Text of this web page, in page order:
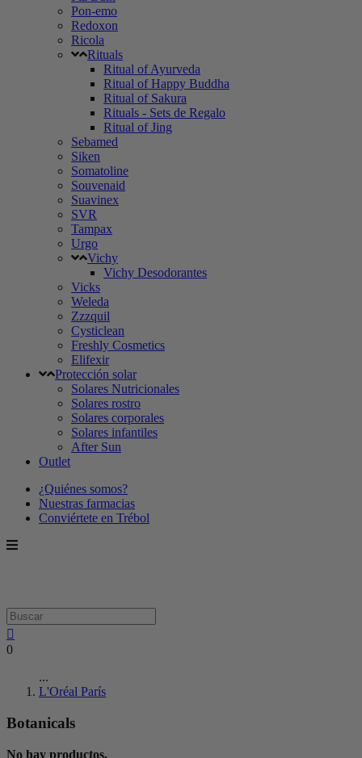
Pon-emo
Redoxon
Ricola
Rituals
Ritual of Ayurveda
Ritual of Happy Buddha
Ritual of Sakura
Rituals - Sets de Regalo
Ritual of Jing
Sebamed
Siken
Somatoline
Souvenaid
Suavinex
SVR
Tampax
Urgo
Vichy
Vichy Desodorantes
Vicks
Weleda
Zzzquil
Cysticlean
Freshly Cosmetics
Elifexir
Protección solar
Solares Nutricionales
Solares rostro
Solares corporales
Solares infantiles
After Sun
Outlet
¿Quiénes somos?
Nuestras farmacias
Conviértete en Trébol
0
...
L'Oréal París
Botanicals
No hay productos.